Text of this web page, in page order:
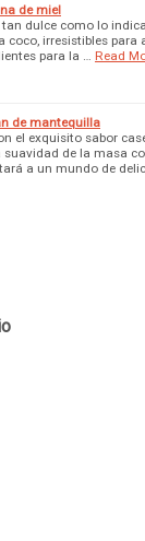
de miel
tan dulce como lo
coco, irresistibles para
para la …
Read
de mantequilla
el exquisito sabor
suavidad de la masa
a un mundo de